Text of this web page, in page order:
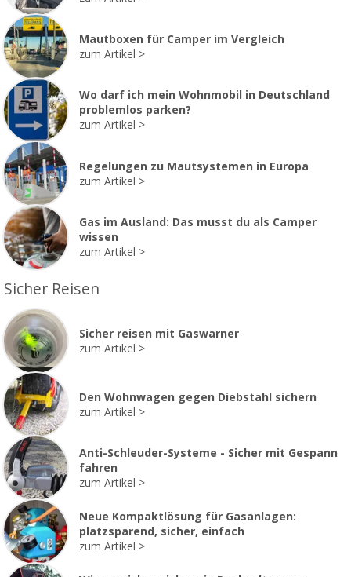
Mautboxen für Camper im Vergleich
zum Artikel
Wo darf ich mein Wohnmobil in Deutschland
problemlos parken?
zum Artikel
Regelungen zu Mautsystemen in Europa
zum Artikel
Gas im Ausland: Das musst du als Camper
wissen
zum Artikel
Sicher Reisen
Sicher reisen mit Gaswarner
zum Artikel
Den Wohnwagen gegen Diebstahl sichern
zum Artikel
Anti-Schleuder-Systeme - Sicher mit Gespann
fahren
zum Artikel
Neue Kompaktlösung für Gasanlagen:
platzsparend, sicher, einfach
zum Artikel